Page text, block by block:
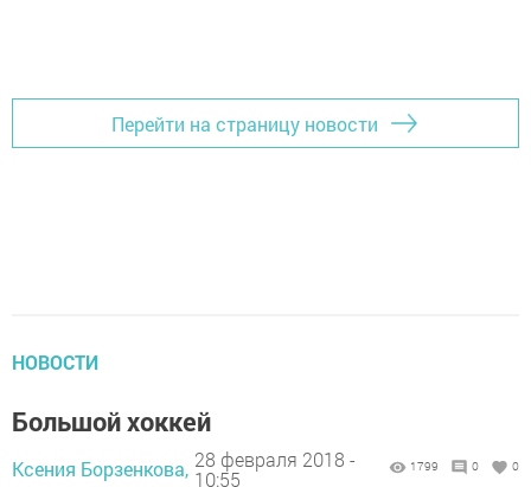
Перейти на страницу новости
НОВОСТИ
Большой хоккей
Ксения Борзенкова, 28 февраля 2018 -
10:55
1799 0 0